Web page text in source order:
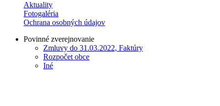
Aktuality
Fotogaléria
Ochrana osobných údajov
Povinné zverejnovanie
Zmluvy do 31.03.2022, Faktúry
Rozpočet obce
Iné